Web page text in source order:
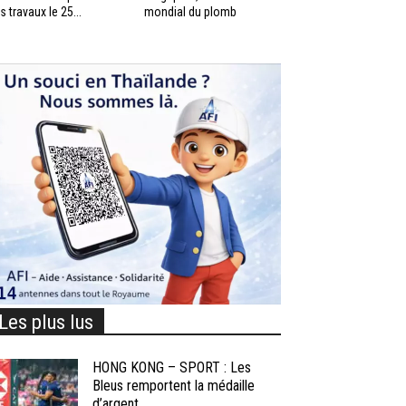
travaux le 25...
mondial du plomb
plus lus
HONG KONG – SPORT : Les
Bleus remportent la médaille